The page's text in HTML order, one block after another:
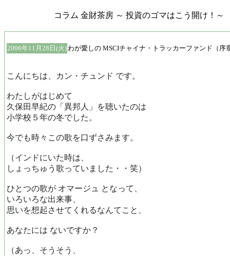
コラム 金財茶房 ～ 投資のゴマはこう開け！～
2006年11月28日(火)わが愛しの MSCIチャイナ・トラッカーファンド（序
こんにちは、カン・チュンド です。
わたしがはじめて
久保田早紀の「異邦人」を聴いたのは
小学校５年の冬でした。
今でも時々この歌を口ずさみます。
（インドにいた時は、
しょっちゅう歌っていました・・笑）
ひとつの歌が オマージュ となって、
いろいろな出来事、
思いを想起させてくれるなんてこと、
あなたには ないですか？
（あっ、そうそう、